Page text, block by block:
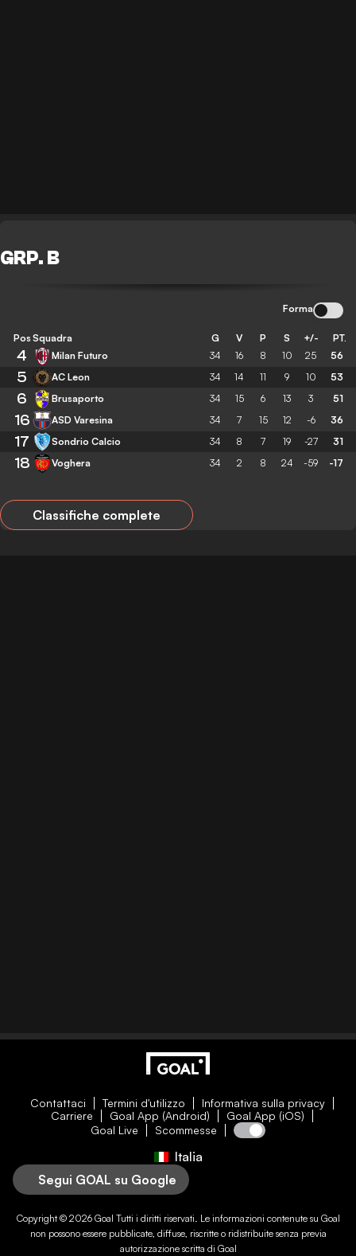
GRP. B
Forma
Pos Squadra G V P S +/- PT.
4 Milan Futuro 34 16 8 10 25 56
5 AC Leon 34 14 11 9 10 53
6 Brusaporto 34 15 6 13 3 51
16 ASD Varesina 34 7 15 12 -6 36
17 Sondrio Calcio 34 8 7 19 -27 31
18 Voghera 34 2 8 24 -59 -17
Classifiche complete
Contattaci Termini d'utilizzo
Informativa sulla privacy
Carriere
Goal App (Android)
Goal App (iOS)
Goal Live
Scommesse
Italia
Segui GOAL su Google
Copyright © 2026 Goal Tutti i diritti riservati. Le informazioni contenute su Goal
non possono essere pubblicate, diffuse, riscritte o ridistribuite senza previa
autorizzazione scritta di Goal